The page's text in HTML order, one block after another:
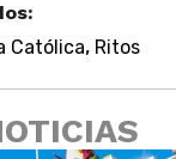
Católica, Ritos